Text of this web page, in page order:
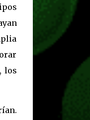
los